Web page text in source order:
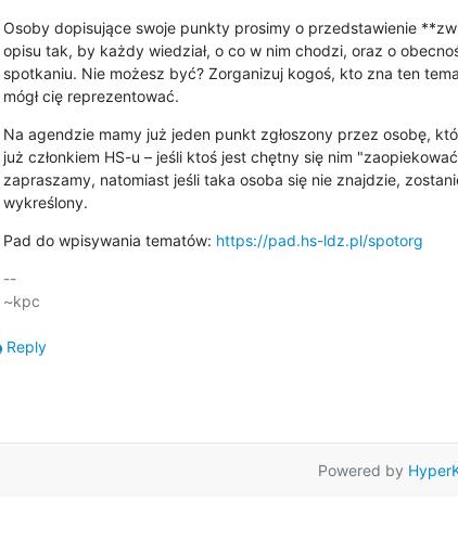
Osoby dopisujące swoje punkty prosimy o przedstawienie
opisu tak, by każdy wiedział, o co w nim chodzi, oraz o
spotkaniu. Nie możesz być? Zorganizuj kogoś, kto zna ten
mógł cię reprezentować.
Na agendzie mamy już jeden punkt zgłoszony przez osobę,
już członkiem HS-u – jeśli ktoś jest chętny się nim
zapraszamy, natomiast jeśli taka osoba się nie znajdzie,
wykreślony.
Pad do wpisywania tematów: https://pad.hs-ldz.pl/spotorg
--
Reply
Powered by